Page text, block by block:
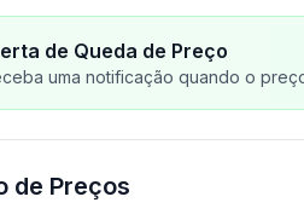
de Queda de Preço
uma notificação quando o
de Preços